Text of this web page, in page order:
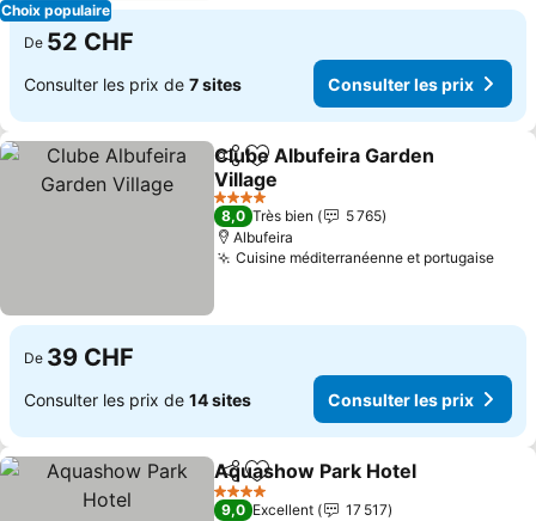
Choix populaire
De 52 CHF
Consulter les prix de 7 sites Consulter les prix
PartagerAjouter à mes favoris
Clube Albufeira Garden
Village
Consulter les prix
4 Étoiles
8,0 Très bien
5 765
Albufeira
Cuisine méditerranéenne et portugaise
De 39 CHF
Consulter les prix de 14 sites Consulter les prix
PartagerAjouter à mes favoris
Aquashow Park Hotel
4 Étoiles
9,0 Excellent
17 517